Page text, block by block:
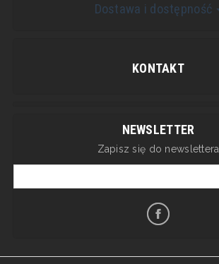
Dostawa i dostępność
KONTAKT
NEWSLETTER
Zapisz się do newslettera